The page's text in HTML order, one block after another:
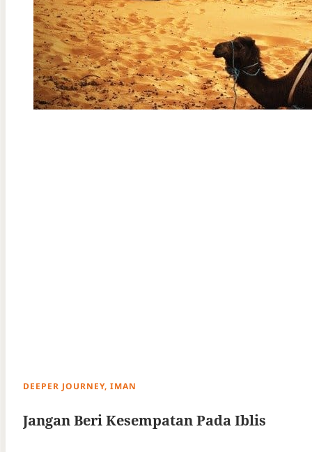
DEEPER JOURNEY, IMAN
Jangan Beri Kesempatan Pada Iblis